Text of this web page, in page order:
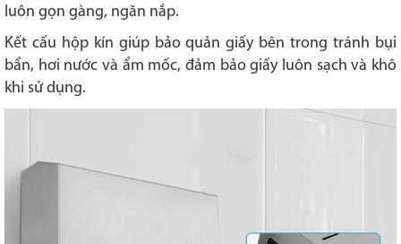
luôn gọn gàng, ngăn nắp.
Kết cấu hộp kín giúp bảo quản giấy bên trong tránh bụi
bẩn, hơi nước và ẩm mốc, đảm bảo giấy luôn sạch và khô
khi sử dụng.